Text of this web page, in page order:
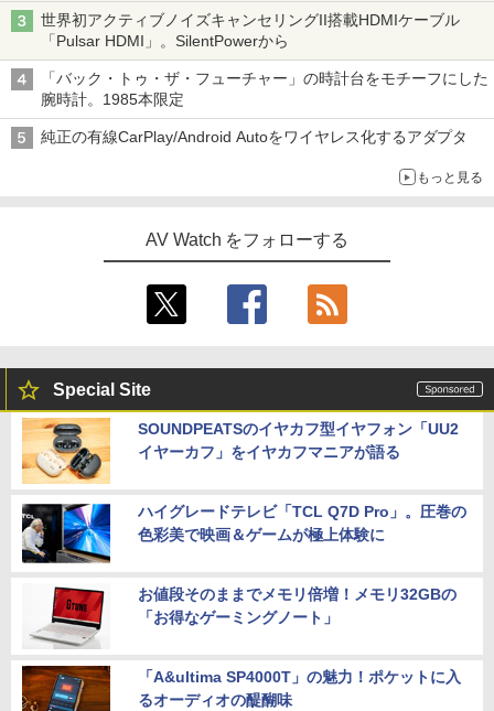
世界初アクティブノイズキャンセリングII搭載HDMIケーブル
「Pulsar HDMI」。SilentPowerから
「バック・トゥ・ザ・フューチャー」の時計台をモチーフにした
腕時計。1985本限定
純正の有線CarPlay/Android Autoをワイヤレス化するアダプタ
もっと見る
AV Watch をフォローする
Special Site
SOUNDPEATSのイヤカフ型イヤフォン「UU2
イヤーカフ」をイヤカフマニアが語る
ハイグレードテレビ「TCL Q7D Pro」。圧巻の
色彩美で映画＆ゲームが極上体験に
お値段そのままでメモリ倍増！メモリ32GBの
「お得なゲーミングノート」
「A&ultima SP4000T」の魅力！ポケットに入
るオーディオの醍醐味